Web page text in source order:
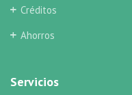
Créditos
Ahorros
Servicios